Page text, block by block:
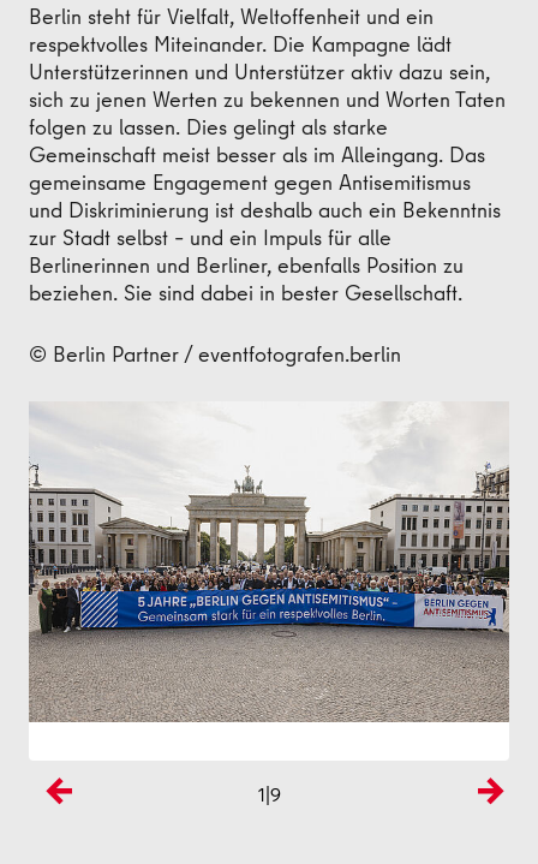
Berlin steht für Vielfalt, Weltoffenheit und ein
respektvolles Miteinander. Die Kampagne lädt
Unterstützerinnen und Unterstützer aktiv dazu sein,
sich zu jenen Werten zu bekennen und Worten Taten
folgen zu lassen. Dies gelingt als starke
Gemeinschaft meist besser als im Alleingang. Das
gemeinsame Engagement gegen Antisemitismus
und Diskriminierung ist deshalb auch ein Bekenntnis
zur Stadt selbst – und ein Impuls für alle
Berlinerinnen und Berliner, ebenfalls Position zu
beziehen. Sie sind dabei in bester Gesellschaft.
© Berlin Partner / eventfotografen.berlin
1|9